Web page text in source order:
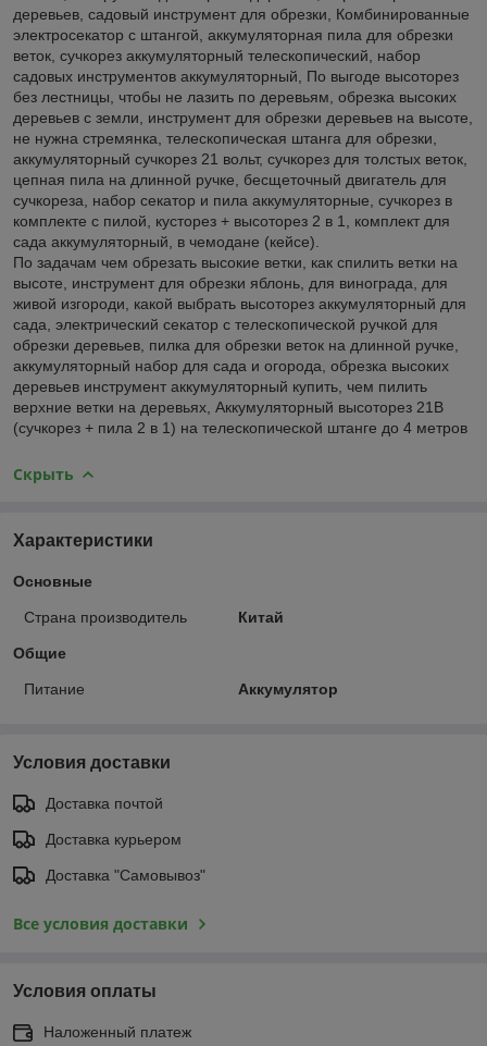
деревьев, садовый инструмент для обрезки, Комбинированные
электросекатор с штангой, аккумуляторная пила для обрезки
веток, сучкорез аккумуляторный телескопический, набор
садовых инструментов аккумуляторный, По выгоде высоторез
без лестницы, чтобы не лазить по деревьям, обрезка высоких
деревьев с земли, инструмент для обрезки деревьев на высоте,
не нужна стремянка, телескопическая штанга для обрезки,
аккумуляторный сучкорез 21 вольт, сучкорез для толстых веток,
цепная пила на длинной ручке, бесщеточный двигатель для
сучкореза, набор секатор и пила аккумуляторные, сучкорез в
комплекте с пилой, кусторез + высоторез 2 в 1, комплект для
сада аккумуляторный, в чемодане (кейсе).
По задачам чем обрезать высокие ветки, как спилить ветки на
высоте, инструмент для обрезки яблонь, для винограда, для
живой изгороди, какой выбрать высоторез аккумуляторный для
сада, электрический секатор с телескопической ручкой для
обрезки деревьев, пилка для обрезки веток на длинной ручке,
аккумуляторный набор для сада и огорода, обрезка высоких
деревьев инструмент аккумуляторный купить, чем пилить
верхние ветки на деревьях, Аккумуляторный высоторез 21В
(сучкорез + пила 2 в 1) на телескопической штанге до 4 метров
Скрыть
Характеристики
Основные
Страна производитель Китай
Общие
Питание Аккумулятор
Условия доставки
Доставка почтой
Доставка курьером
Доставка "Самовывоз"
Все условия доставки
Условия оплаты
Наложенный платеж